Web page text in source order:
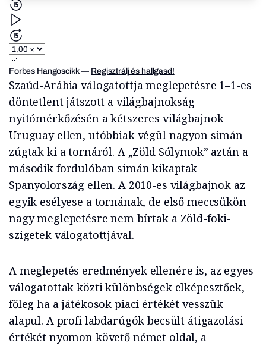
Forbes Hangoscikk— Regisztrálj és hallgasd!
Szaúd-Arábia válogatottja meglepetésre 1–1-es
döntetlent játszott a világbajnokság
nyitómérkőzésén a kétszeres világbajnok
Uruguay ellen, utóbbiak végül nagyon simán
zúgtak ki a tornáról. A „Zöld Sólymok” aztán a
második fordulóban simán kikaptak
Spanyolország ellen. A 2010-es világbajnok az
egyik esélyese a tornának, de első meccsükön
nagy meglepetésre nem bírtak a Zöld-foki-
szigetek válogatottjával.
A meglepetés eredmények ellenére is, az egyes
válogatottak közti különbségek elképesztőek,
főleg ha a játékosok piaci értékét vesszük
alapul. A profi labdarúgók becsült átigazolási
értékét nyomon követő német oldal, a